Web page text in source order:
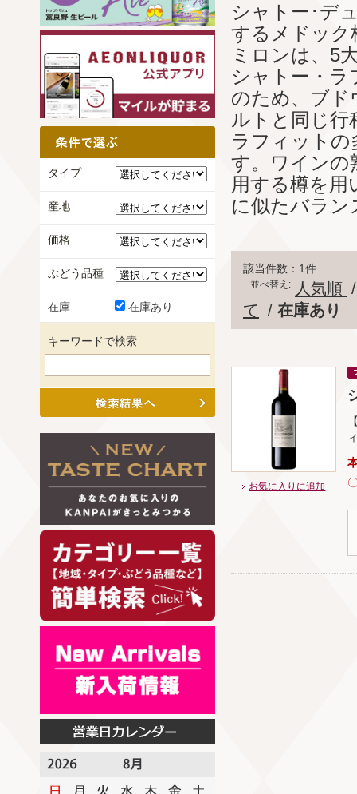
シャトー･デ
するメドック
ミロンは、5
シャトー・
のため、ブド
ルトと同じ行
ラフィットの
す。ワインの
用する樽を
に似たバラ
該当件数：1件
並べ替え: 人気順
て / 在庫あり
お気に入りに追加
タイプ
産地
価格
ぶどう品種
在庫 在庫あり
キーワードで検索